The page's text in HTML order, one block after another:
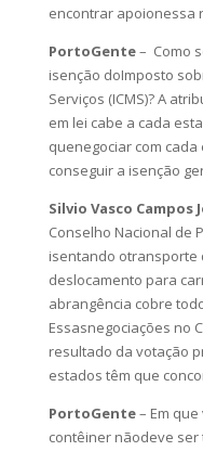
encontrar apoionessa
PortoGente– Como
isenção doImposto
Serviços (ICMS)? A
em lei cabe a cada
quenegociar com
conseguir a isenção
Silvio Vasco Campos
Conselho Nacional de
isentando otransporte
deslocamento para
abrangência cobre
Essasnegociações no
resultado da votação
estados têm que
PortoGente– Em
contêiner nãodeve ser